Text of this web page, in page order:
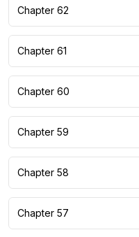
Chapter 62
Chapter 61
Chapter 60
Chapter 59
Chapter 58
Chapter 57